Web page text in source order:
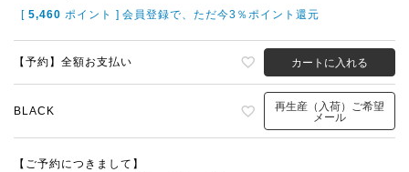
[ 5,460 ポイント ] 会員登録で、ただ今3％ポイント還元
【予約】全額お支払い カートに入れる
BLACK
再生産（入荷）ご希望
メール
【ご予約につきまして】